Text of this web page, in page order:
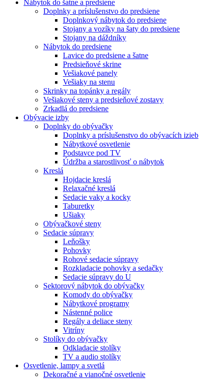
Nábytok do šatne a predsiene
Doplnky a príslušenstvo do predsiene
Doplnkový nábytok do predsiene
Stojany a vozíky na šaty do predsiene
Stojany na dáždníky
Nábytok do predsiene
Lavice do predsiene a šatne
Predsieňové skrine
Vešiakové panely
Vešiaky na stenu
Skrinky na topánky a regály
Vešiakové steny a predsieňové zostavy
Zrkadlá do predsiene
Obývacie izby
Doplnky do obývačky
Doplnky a príslušenstvo do obývacích izieb
Nábytkové osvetlenie
Podstavce pod TV
Údržba a starostlivosť o nábytok
Kreslá
Hojdacie kreslá
Relaxačné kreslá
Sedacie vaky a kocky
Taburetky
Ušiaky
Obývačkové steny
Sedacie súpravy
Leňošky
Pohovky
Rohové sedacie súpravy
Rozkladacie pohovky a sedačky
Sedacie súpravy do U
Sektorový nábytok do obývačky
Komody do obývačky
Nábytkové programy
Nástenné police
Regály a deliace steny
Vitríny
Stolíky do obývačky
Odkladacie stolíky
TV a audio stolíky
Osvetlenie, lampy a svetlá
Dekoračné a vianočné osvetlenie